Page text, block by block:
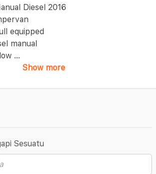
Diesel 2016
equipped
manual
...
Show more
Sesuatu